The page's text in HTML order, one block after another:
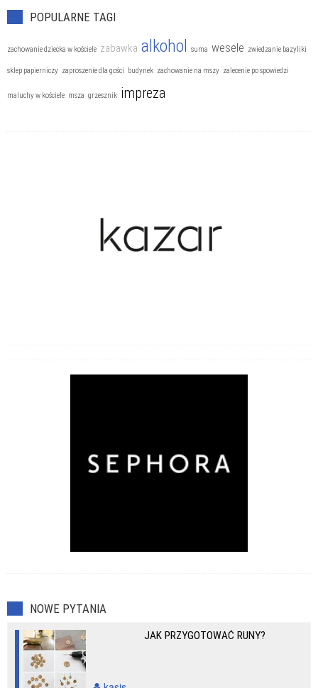
POPULARNE TAGI
zachowanie dziecka w kościele zabawka alkohol suma wesele zwiedzanie bazyliki
sklep papierniczy zaproszenie dla gości budynek zachowanie na mszy zalecenie po spowiedzi
maluchy w kościele msza grzesznik impreza
NOWE PYTANIA
JAK PRZYGOTOWAĆ RUNY?